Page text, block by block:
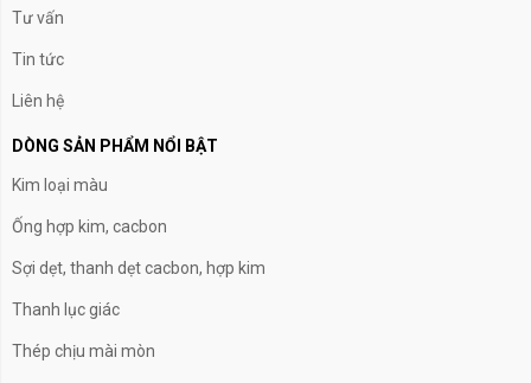
Tư vấn
Tin tức
Liên hệ
DÒNG SẢN PHẨM NỔI BẬT
Kim loại màu
Ống hợp kim, cacbon
Sợi dẹt, thanh dẹt cacbon, hợp kim
Thanh lục giác
Thép chịu mài mòn